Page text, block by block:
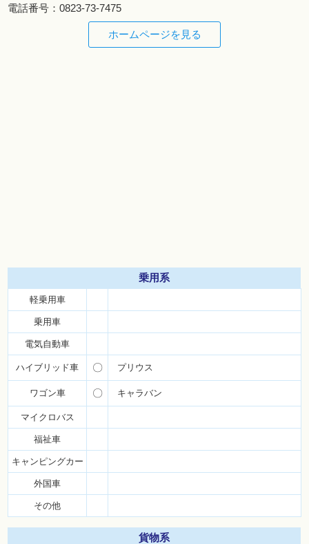
電話番号：0823-73-7475
ホームページを見る
乗用系
軽乗用車
乗用車
電気自動車
ハイブリッド車 〇 プリウス
ワゴン車 〇 キャラバン
マイクロバス
福祉車
キャンピングカー
外国車
その他
貨物系